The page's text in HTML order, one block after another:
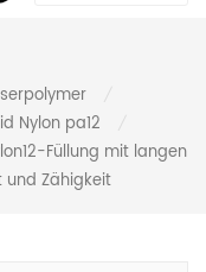
Nylon pa12
Füllung mit langen
und Zähigkeit